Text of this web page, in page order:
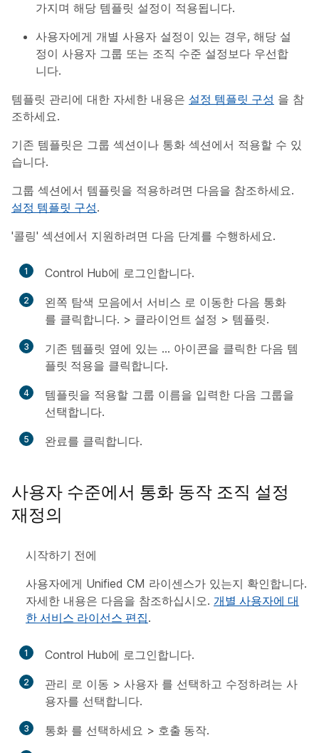
가지며 해당 템플릿 설정이 적용됩니다.
사용자에게 개별 사용자 설정이 있는 경우, 해당 설
정이 사용자 그룹 또는 조직 수준 설정보다 우선합
니다.
템플릿 관리에 대한 자세한 내용은 설정 템플릿 구성 을 참
조하세요.
기존 템플릿은 그룹 섹션이나 통화 섹션에서 적용할 수 있
습니다.
그룹 섹션에서 템플릿을 적용하려면 다음을 참조하세요.
설정 템플릿 구성.
'콜링' 섹션에서 지원하려면 다음 단계를 수행하세요.
1 Control Hub에 로그인합니다.
2 왼쪽 탐색 모음에서 서비스 로 이동한 다음 통화
를 클릭합니다. > 클라이언트 설정 > 템플릿.
3 기존 템플릿 옆에 있는 … 아이콘을 클릭한 다음 템
플릿 적용을 클릭합니다.
4
템플릿을 적용할 그룹 이름을 입력한 다음 그룹을
선택합니다.
5 완료를 클릭합니다.
사용자 수준에서 통화 동작 조직 설정
재정의
시작하기 전에
사용자에게 Unified CM 라이센스가 있는지 확인합니다.
자세한 내용은 다음을 참조하십시오. 개별 사용자에 대
한 서비스 라이선스 편집.
1 Control Hub에 로그인합니다.
2 관리 로 이동 > 사용자 를 선택하고 수정하려는 사
용자를 선택합니다.
3 통화 를 선택하세요 > 호출 동작.